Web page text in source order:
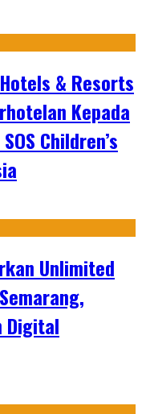
& Resorts
Kepada
Children’s
Unlimited
Digital